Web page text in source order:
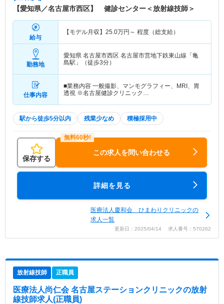
【愛知県／名古屋市西区】 健診センター＜放射線技師＞
給与
【モデル月収】 25.0万円～ 程度（総支給）
勤務地
愛知県 名古屋市西区 名古屋市営地下鉄東山線「亀
島駅」（徒歩3分）
仕事内容
■業務内容 一般撮影、マンモグラフィー、MRI、胃
透視 ※名古屋健診クリニック…
駅から徒歩5分以内 残業少なめ 積極採用中
保存する
この求人を問い合わせる
詳細を見る
医療法人慶和会 ひまわりクリニックの
求人一覧
更新日：2025/04/14 求人番号：570262
放射線技師 正職員
医療法人尚仁会 名古屋ステーションクリニックの放射
線技師求人(正職員)